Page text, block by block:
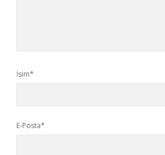
İsim*
E-Posta*